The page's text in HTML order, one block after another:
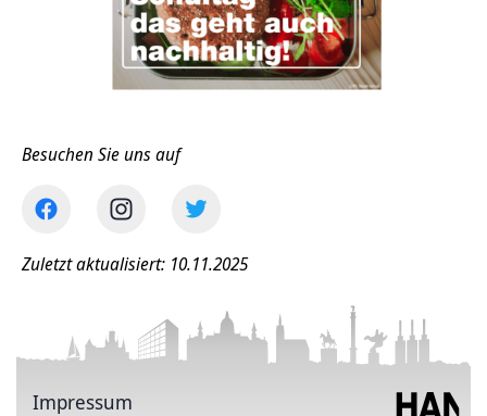
Besuchen Sie uns auf
Zuletzt aktualisiert: 10.11.2025
Impressum